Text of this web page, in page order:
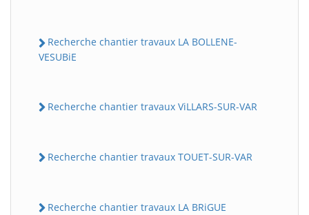
Recherche chantier travaux LA BOLLENE-
VESUBiE
Recherche chantier travaux ViLLARS-SUR-VAR
Recherche chantier travaux TOUET-SUR-VAR
Recherche chantier travaux LA BRiGUE